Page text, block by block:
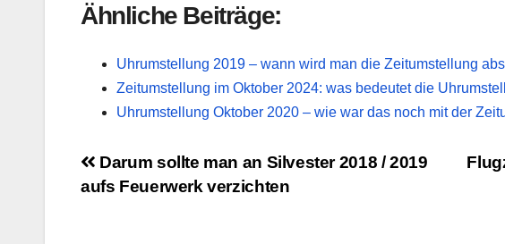
Ähnliche Beiträge:
Uhrumstellung 2019 – wann wird man die Zeitumstellung
Zeitumstellung im Oktober 2024: was bedeutet die
Uhrumstellung Oktober 2020 – wie war das noch mit der
Beitragsnavigation
Darum sollte man an Silvester 2018 / 2019
aufs Feuerwerk verzichten